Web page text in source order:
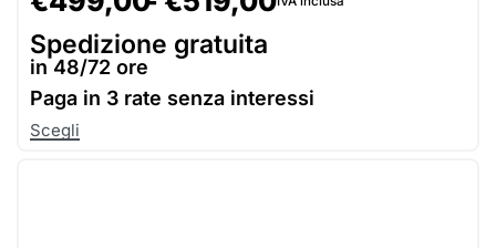
Spedizione gratuita
in 48/72 ore
Paga in 3 rate senza interessi
Scegli